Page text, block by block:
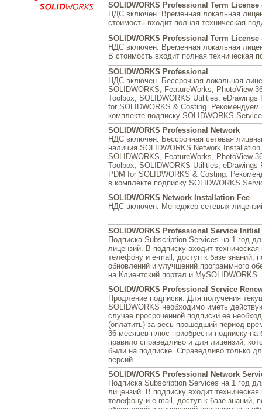
SOLIDWORKS Professional Term License
НДС включен. Временная локальная
стоимость входит полная техническая
SOLIDWORKS Professional Term License
НДС включен. Временная локальная
В стоимость входит полная техническая
SOLIDWORKS Professional
НДС включен. Бессрочная локальная
SOLIDWORKS, FeatureWorks, PhotoView
Toolbox, SOLIDWORKS Utilities, eDrawings
for SOLIDWORKS & Costing. Рекомендуем
комплекте подписку SOLIDWORKS
SOLIDWORKS Professional Network
НДС включен. Бессрочная сетевая
наличия SOLIDWORKS Network
SOLIDWORKS, FeatureWorks, PhotoView
Toolbox, SOLIDWORKS Utilities, eDrawings
PDM for SOLIDWORKS & Costing.
в комплекте подписку SOLIDWORKS
SOLIDWORKS Network Installation Fee
НДС включен. Менеджер сетевых
SOLIDWORKS Professional Service Initial
Подписка Subscription Services на 1 год
лицензий. В подписку входит
телефону и e-mail, доступ к базе знаний,
обновлений и улучшений программного
на Клиентский портал и MySOLIDWORKS.
SOLIDWORKS Professional Service
Продление подписки. Для получения
SOLIDWORKS необходимо иметь
случае просроченной подписки ее
(оплатить) за весь прошедший период
36 месяцев плюс приобрести подписку
правило справедливо и для лицензий,
были на подписке. Справедливо только
версий.
SOLIDWORKS Professional Network
Подписка Subscription Services на 1 год
лицензий. В подписку входит
телефону и e-mail, доступ к базе знаний,